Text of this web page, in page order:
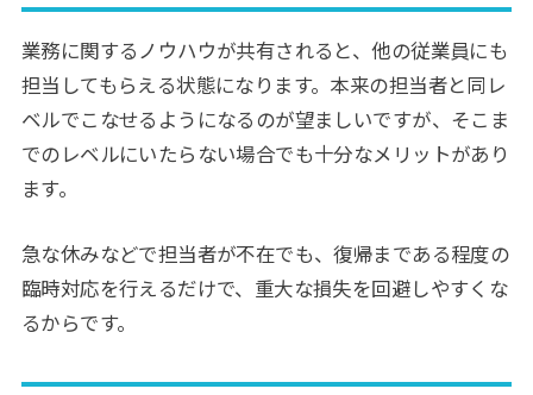
業務に関するノウハウが共有されると、他の従業員にも
担当してもらえる状態になります。本来の担当者と同レ
ベルでこなせるようになるのが望ましいですが、そこま
でのレベルにいたらない場合でも十分なメリットがあり
ます。
急な休みなどで担当者が不在でも、復帰まである程度の
臨時対応を行えるだけで、重大な損失を回避しやすくな
るからです。